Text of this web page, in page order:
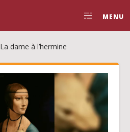
MENU
La dame à l’hermine